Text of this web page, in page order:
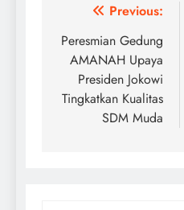
Post
navigation
Previous:
Peresmian Gedung
AMANAH Upaya
Presiden Jokowi
Tingkatkan Kualitas
SDM Muda